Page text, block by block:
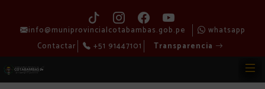
info@muniprovincialcotabambas.gob.pe
whatsapp
Contactar
+51 91447101 Transparencia